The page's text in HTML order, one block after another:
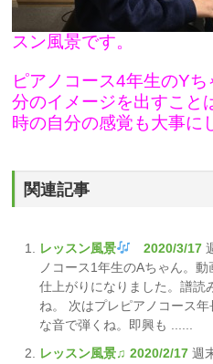
スン風景です。
ピアノコース4年生のY
分のイメージを出すこと
時の自分の感覚も大事に
関連記事
レッスン風景 2020/3/17
ノコース1年生のAちゃん。
仕上がりになりました。譜読
ね。 次はプレピアノコース
な音で弾くね。即興も ......
レッスン風景♫ 2020/2/17週